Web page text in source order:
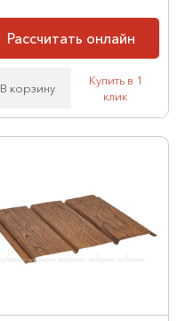
Рассчитать онлайн
В корзину
Купить в 1
клик